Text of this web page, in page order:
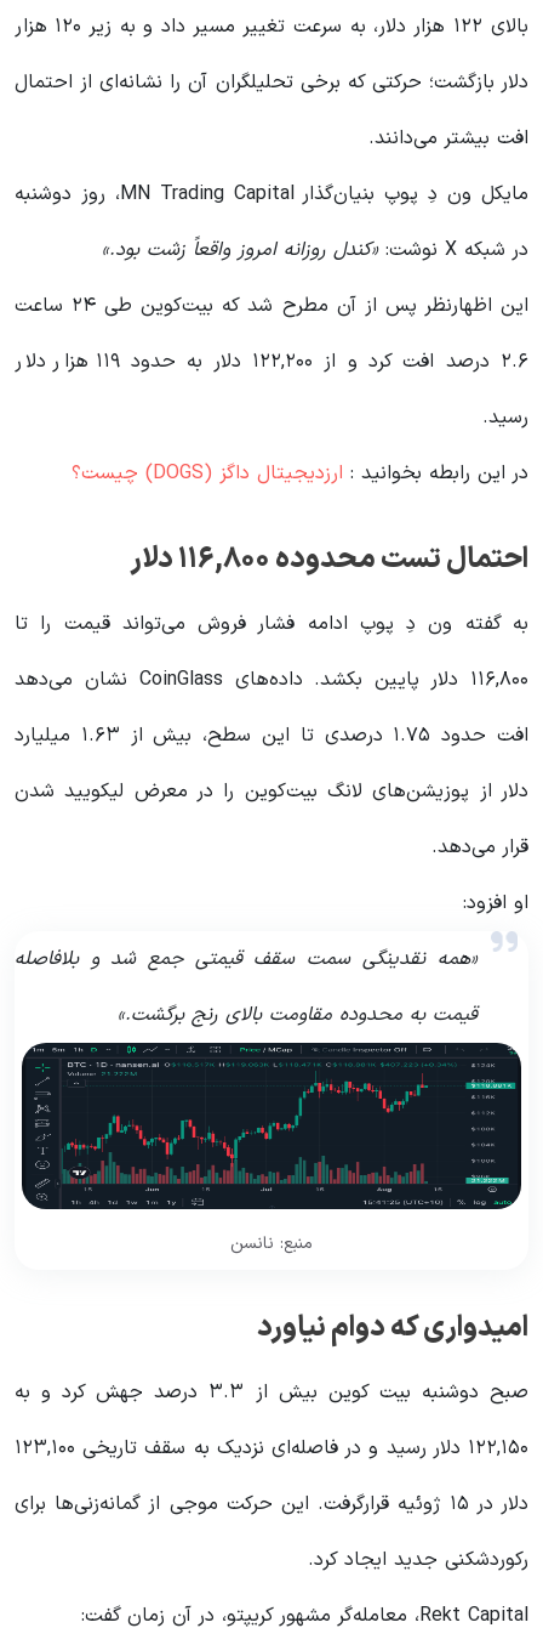
بالای ۱۲۲ هزار دلار، به سرعت تغییر مسیر داد و به زیر ۱۲۰ هزار
دلار بازگشت؛ حرکتی که برخی تحلیلگران آن را نشانه‌ای از احتمال
افت بیشتر می‌دانند.
مایکل ون دِ پوپ بنیان‌گذار MN Trading Capital، روز دوشنبه
در شبکه X نوشت:
«کندل روزانه امروز واقعاً زشت بود.»
این اظهارنظر پس از آن مطرح شد که بیت‌کوین طی ۲۴ ساعت
۲.۶ درصد افت کرد و از ۱۲۲,۲۰۰ دلار به حدود ۱۱۹ هزار دلار
رسید.
در این رابطه بخوانید‌ : ارزدیجیتال داگز (DOGS) چیست؟
احتمال تست محدوده ۱۱۶,۸۰۰ دلار
به گفته ون دِ پوپ ادامه فشار فروش می‌تواند قیمت را تا
۱۱۶,۸۰۰ دلار پایین بکشد. داده‌های CoinGlass نشان می‌دهد
افت حدود ۱.۷۵ درصدی تا این سطح، بیش از ۱.۶۳ میلیارد
دلار از پوزیشن‌های لانگ بیت‌کوین را در معرض لیکویید شدن
قرار می‌دهد.
او افزود:
«همه نقدینگی سمت سقف قیمتی جمع شد و بلافاصله
قیمت به محدوده مقاومت بالای رنج برگشت.»
منبع: نانسن
امیدواری که دوام نیاورد
صبح دوشنبه بیت کوین بیش از ۳.۳ درصد جهش کرد و به
۱۲۲,۱۵۰ دلار رسید و در فاصله‌ای نزدیک به سقف تاریخی ۱۲۳,۱۰۰
دلار در ۱۵ ژوئیه قرارگرفت. این حرکت موجی از گمانه‌زنی‌ها برای
رکوردشکنی جدید ایجاد کرد.
Rekt Capital، معامله‌گر مشهور کریپتو، در آن زمان گفت: